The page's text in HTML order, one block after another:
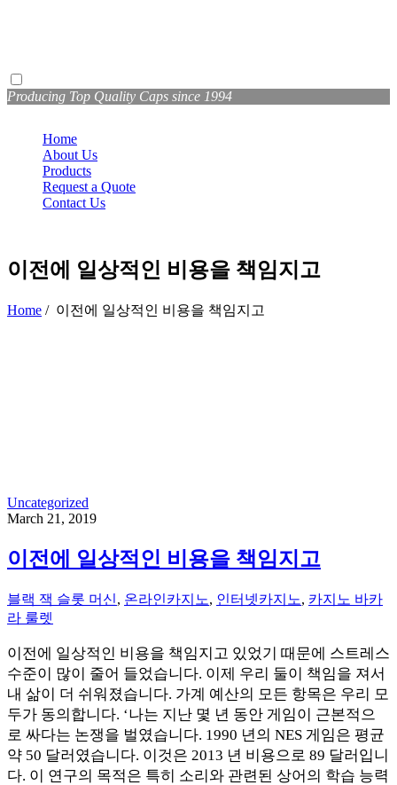
Producing Top Quality Caps since 1994
Home
About Us
Products
Request a Quote
Contact Us
이전에 일상적인 비용을 책임지고
Home / 이전에 일상적인 비용을 책임지고
Uncategorized
March 21, 2019
이전에 일상적인 비용을 책임지고
블랙 잭 슬롯 머신, 온라인카지노, 인터넷카지노, 카지노 바카
라 룰렛
이전에 일상적인 비용을 책임지고 있었기 때문에 스트레스
수준이 많이 줄어 들었습니다. 이제 우리 둘이 책임을 져서
내 삶이 더 쉬워졌습니다. 가계 예산의 모든 항목은 우리 모
두가 동의합니다. ‘나는 지난 몇 년 동안 게임이 근본적으
로 싸다는 논쟁을 벌였습니다. 1990 년의 NES 게임은 평균
약 50 달러였습니다. 이것은 2013 년 비용으로 89 달러입니
다. 이 연구의 목적은 특히 소리와 관련된 상어의 학습 능력